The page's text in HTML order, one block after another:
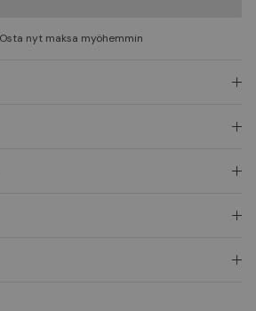
Osta nyt maksa myöhemmin